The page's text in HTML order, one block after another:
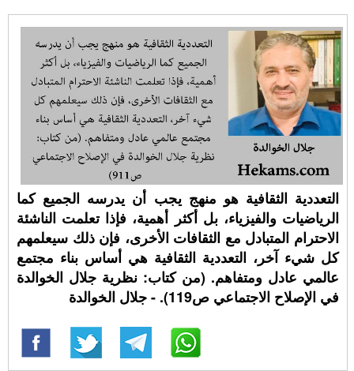
التعددية الثقافية هو منهج يجب أن يدرسه الجميع كما
الرياضيات والفيزياء، بل أكثر أهمية، فإذا تعلمت الناشئة
الاحترام المتبادل مع الثقافات الأخرى، فإن ذلك سيعلمهم
كل شيء آخر، التعددية الثقافية هي أساس بناء مجتمع
عالمي عادل ومتفاهم. (من كتاب: نظرية جلال الخوالدة
في الإصلاح الاجتماعي ص119). - جلال الخوالدة